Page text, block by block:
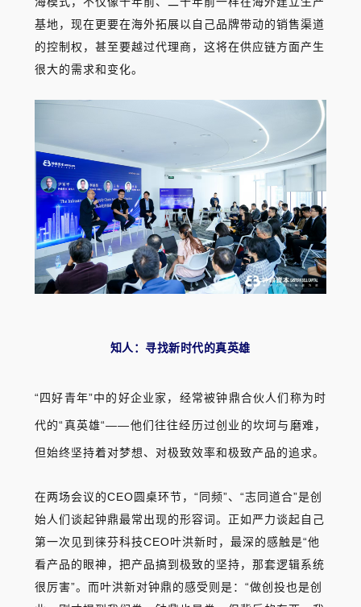
基地，现在更要在海外拓展以自己品牌带动的销售渠道
的控制权，甚至要越过代理商，这将在供应链方面产生
很大的需求和变化。
知人：寻找新时代的真英雄
“四好青年”中的好企业家，经常被钟鼎合伙人们称为时
代的“真英雄“——他们往往经历过创业的坎坷与磨难，
但始终坚持着对梦想、对极致效率和极致产品的追求。
在两场会议的CEO圆桌环节，“同频”、“志同道合”是创
始人们谈起钟鼎最常出现的形容词。正如严力谈起自己
第一次见到徕芬科技CEO叶洪新时，最深的感触是“他
看产品的眼神，把产品搞到极致的坚持，那套逻辑系统
很厉害”。而叶洪新对钟鼎的感受则是：“做创投也是创